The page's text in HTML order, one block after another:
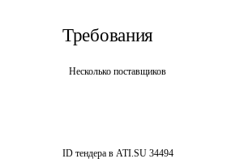
Требования
Несколько поставщиков
ID тендера в ATI.SU 34494